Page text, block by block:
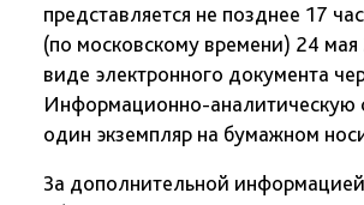
представляется не позднее 17
(по московскому времени) 24 мая
виде электронного документа
Информационно-аналитическую
один экземпляр на бумажном
За дополнительной